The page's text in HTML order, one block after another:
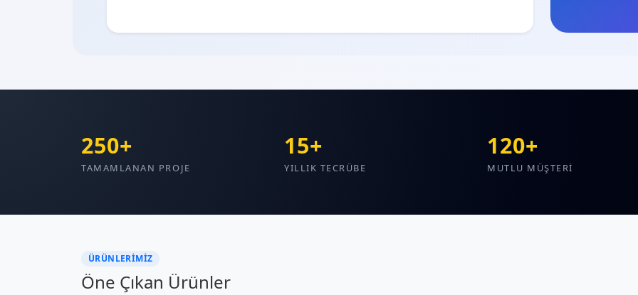
250+
TAMAMLANAN PROJE
15+
YILLIK TECRÜBE
120+
MUTLU MÜŞTERİ
ÜRÜNLERIMIZ
Öne Çıkan Ürünler